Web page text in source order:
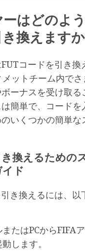
はどのよ
換えます
コードを引き換
ットチーム内で
ーナスを受け取る
簡単で、コードを
いくつかの簡単な
換えるための
ド
き換えるには、以
たはPCからFIFA
します。